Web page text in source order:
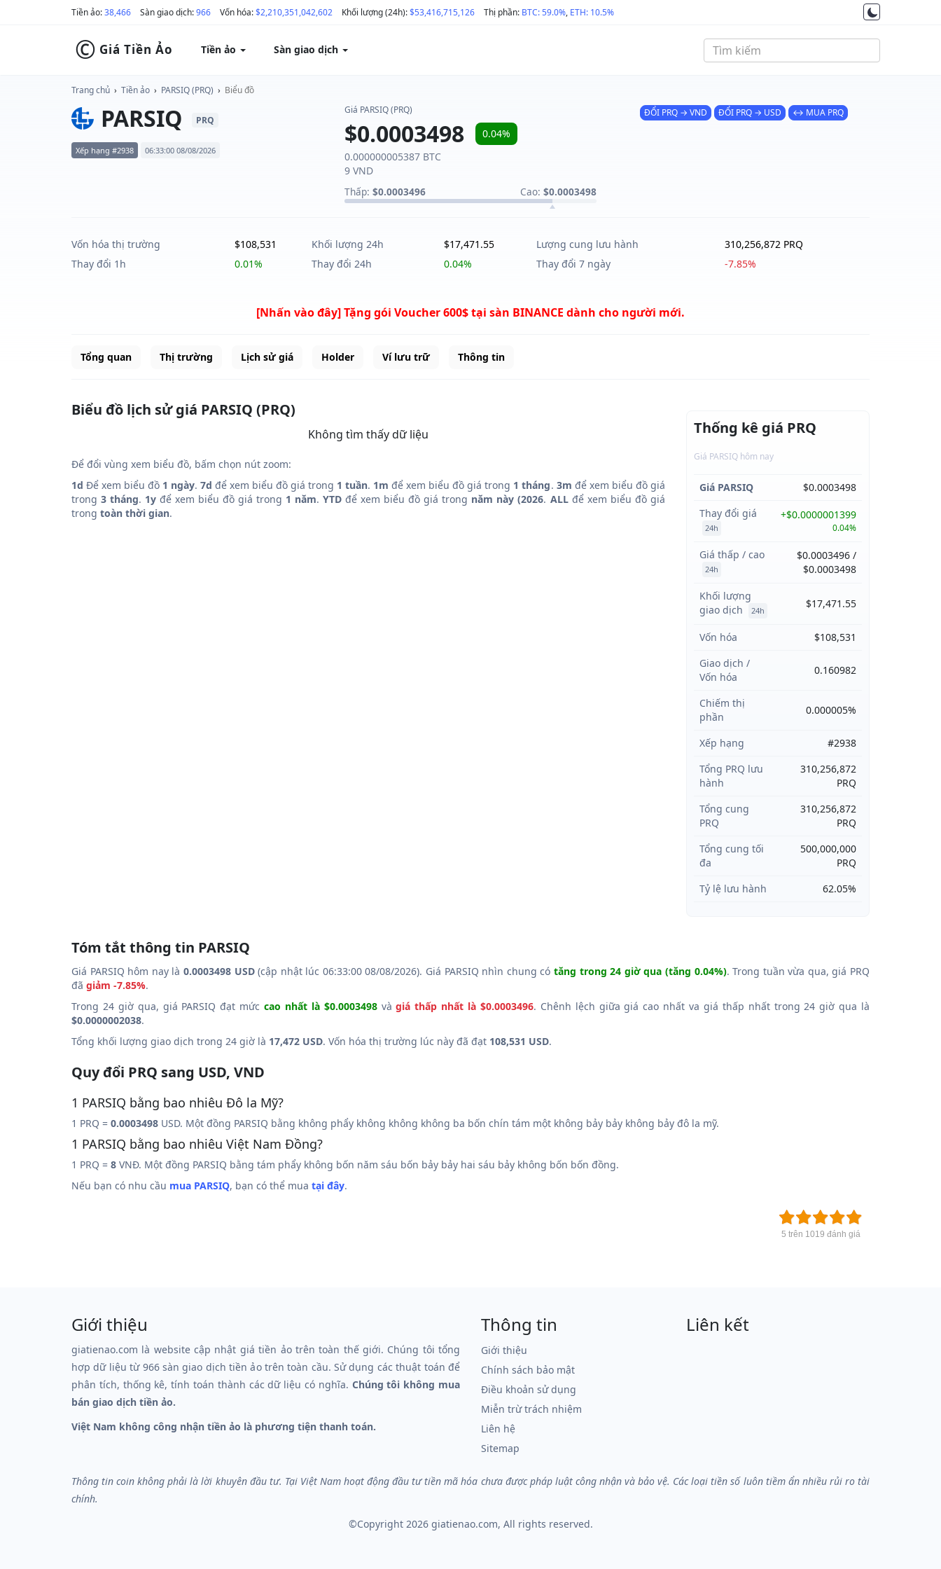
Tiền ảo:38,466 Sàn giao dịch:966 Vốn hóa:$2,210,351,042,602 Khối lượng (24h):$53,416,715,126 Thị phần: BTC: 59.0%, ETH: 10.5%
© Giá Tiền Ảo Tiền ảo Sàn giao dịch
Trang chủ › Tiền ảo › PARSIQ (PRQ) › Biểu đồ
PARSIQ PRQ
Xếp hạng #2938 06:33:00 08/08/2026
Giá PARSIQ (PRQ)
$0.0003498
0.04%
0.000000005387 BTC
9 VND
Thấp: $0.0003496 Cao: $0.0003498
ĐỔI PRQ → VND ĐỔI PRQ → USD ↔ MUA PRQ
Vốn hóa thị trường $108,531 Khối lượng 24h $17,471.55 Lượng cung lưu hành
310,256,872 PRQ
Thay đổi 1h
0.01% Thay đổi 24h 0.04% Thay đổi 7 ngày -7.85%
[Nhấn vào đây] Tặng gói Voucher 600$ tại sàn BINANCE dành cho người mới.
Tổng quan Thị trường Lịch sử giá Holder Ví lưu trữ Thông tin
Biểu đồ lịch sử giá PARSIQ (PRQ)
Không tìm thấy dữ liệu
Để đổi vùng xem biểu đồ, bấm chọn nút zoom:
1d Để xem biểu đồ 1 ngày.7d để xem biểu đồ giá trong 1 tuần. 1m để xem biểu đồ giá trong 1 tháng. 3m để xem biểu đồ giá
trong3 tháng. 1y để xem biểu đồ giá trong 1 năm.YTD để xem biểu đồ giá trong năm này (2026. ALLđể xem biểu đồ giá
trong toàn thời gian.
Thống kê giá PRQ
Giá PARSIQ hôm nay
Giá PARSIQ
$0.0003498
Thay đổi giá
24h
+$0.0000001399
0.04%
Giá thấp / cao
24h
$0.0003496 /
$0.0003498
Khối lượng
giao dịch
24h
$17,471.55
Vốn hóa
$108,531
Giao dịch /
Vốn hóa
0.160982
Chiếm thị
phần
0.000005%
Xếp hạng
#2938
Tổng PRQ lưu
hành
310,256,872
PRQ
Tổng cung
PRQ
310,256,872
PRQ
Tổng cung tối
đa
500,000,000
PRQ
Tỷ lệ lưu hành
62.05%
Tóm tắt thông tin PARSIQ
Giá PARSIQ hôm nay là 0.0003498 USD(cập nhật lúc 06:33:00 08/08/2026). Giá PARSIQ nhìn chung có tăng trong 24 giờ qua (tăng 0.04%). Trong tuần vừa qua, giá PRQ
đã giảm -7.85%.
Trong 24 giờ qua, giá PARSIQ đạt mức cao nhất là $0.0003498vàgiá thấp nhất là $0.0003496. Chênh lệch giữa giá cao nhất va giá thấp nhất trong 24 giờ qua là
$0.0000002038.
Tổng khối lượng giao dịch trong 24 giờ là 17,472 USD. Vốn hóa thị trường lúc này đã đạt 108,531 USD.
Quy đổi PRQ sang USD, VND
1 PARSIQ bằng bao nhiêu Đô la Mỹ?
1 PRQ = 0.0003498 USD. Một đồng PARSIQ bằng không phẩy không không không ba bốn chín tám một không bảy bảy không bảy đô la mỹ.
1 PARSIQ bằng bao nhiêu Việt Nam Đồng?
1 PRQ = 8 VNĐ. Một đồng PARSIQ bằng tám phẩy không bốn năm sáu bốn bảy bảy hai sáu bảy không bốn bốn đồng.
Nếu bạn có nhu cầu mua PARSIQ, bạn có thể mua tại đây.
5 trên 1019 đánh giá
Giới thiệu
giatienao.com là website cập nhật giá tiền ảo trên toàn thế giới. Chúng tôi tổng
hợp dữ liệu từ 966 sàn giao dịch tiền ảo trên toàn cầu. Sử dụng các thuật toán để
phân tích, thống kê, tính toán thành các dữ liệu có nghĩa. Chúng tôi không mua
bán giao dịch tiền ảo.
Việt Nam không công nhận tiền ảo là phương tiện thanh toán.
Thông tin
Giới thiệu
Chính sách bảo mật
Điều khoản sử dụng
Miễn trừ trách nhiệm
Liên hệ
Sitemap
Liên kết
Thông tin coin không phải là lời khuyên đầu tư. Tại Việt Nam hoạt động đầu tư tiền mã hóa chưa được pháp luật công nhận và bảo vệ. Các loại tiền số luôn tiềm ẩn nhiều rủi ro tài
chính.
©Copyright 2026 giatienao.com, All rights reserved.